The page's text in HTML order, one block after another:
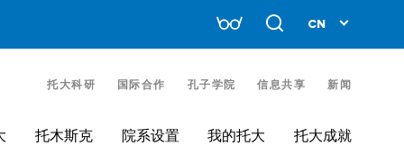
托大科研 国际合作 孔子学院 信息共享 新闻
托木斯克 院系设置 我的托大 托大成就